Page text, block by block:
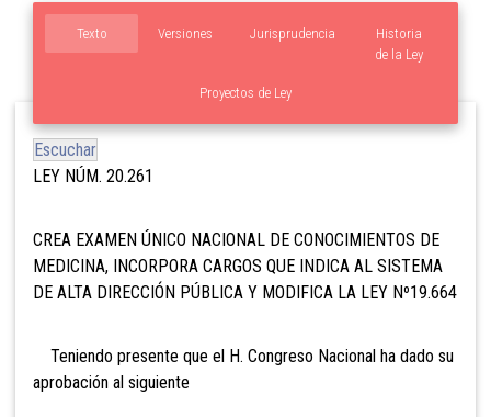
Texto Versiones Jurisprudencia
Proyectos de Ley
Historia
de la Ley
Escuchar
LEY NÚM. 20.261
CREA EXAMEN ÚNICO NACIONAL DE CONOCIMIENTOS DE
MEDICINA, INCORPORA CARGOS QUE INDICA AL SISTEMA
DE ALTA DIRECCIÓN PÚBLICA Y MODIFICA LA LEY Nº19.664
Teniendo presente que el H. Congreso Nacional ha dado su
aprobación al siguiente